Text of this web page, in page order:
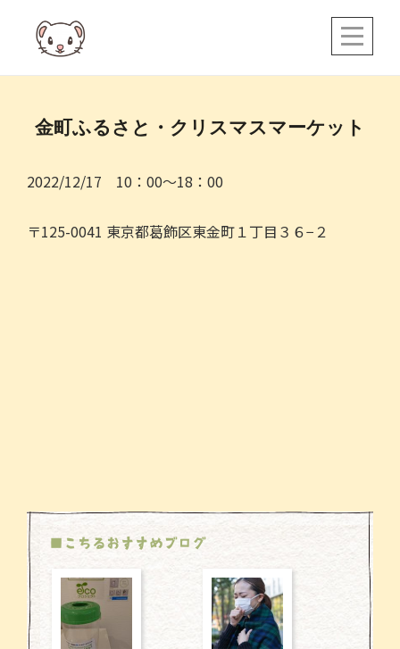
content
金町ふるさと・クリスマスマーケット
2022/12/17 10：00～18：00
〒125-0041 東京都葛飾区東金町１丁目３６−２
■こちるおすすめブログ
投
ナ
ゲ